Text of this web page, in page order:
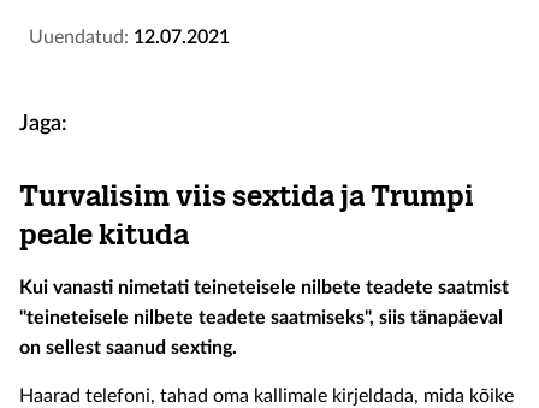
Uuendatud: 12.07.2021
Jaga:
Turvalisim viis sextida ja Trumpi
peale kituda
Kui vanasti nimetati teineteisele nilbete teadete saatmist
"teineteisele nilbete teadete saatmiseks", siis tänapäeval
on sellest saanud sexting.
Haarad telefoni, tahad oma kallimale kirjeldada, mida kõike